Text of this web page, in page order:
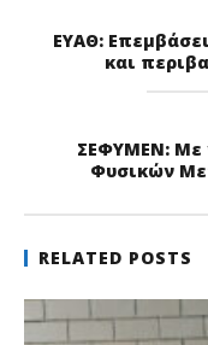
ΕΥΑΘ:
και
ΣΕΦΥΜΕΝ: Με
Φυσικών
RELATED POSTS